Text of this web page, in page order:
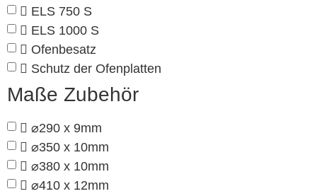
ELS 750 S
ELS 1000 S
Ofenbesatz
Schutz der Ofenplatten
Maße Zubehör
⌀290 x 9mm
⌀350 x 10mm
⌀380 x 10mm
⌀410 x 12mm